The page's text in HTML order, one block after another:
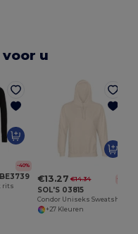
u
-40%
rits
€13.27 €14.34 -7%
SOL'S 03815
+27 Kleuren